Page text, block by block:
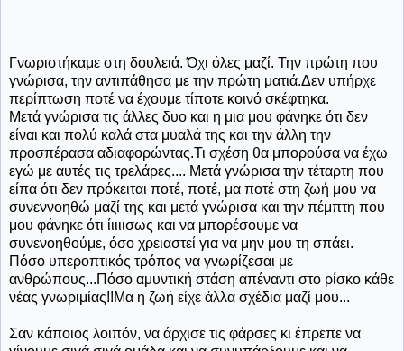
Γνωριστήκαμε στη δουλειά. Όχι όλες μαζί. Την πρώτη που
γνώρισα, την αντιπάθησα με την πρώτη ματιά.Δεν υπήρχε
περίπτωση ποτέ να έχουμε τίποτε κοινό σκέφτηκα.
Μετά γνώρισα τις άλλες δυο και η μια μου φάνηκε ότι δεν
είναι και πολύ καλά στα μυαλά της και την άλλη την
προσπέρασα αδιαφορώντας.Τι σχέση θα μπορούσα να έχω
εγώ με αυτές τις τρελάρες.... Μετά γνώρισα την τέταρτη που
είπα ότι δεν πρόκειται ποτέ, ποτέ, μα ποτέ στη ζωή μου να
συνεννοηθώ μαζί της και μετά γνώρισα και την πέμπτη που
μου φάνηκε ότι ίιιιισως και να μπορέσουμε να
συνενοηθούμε, όσο χρειαστεί για να μην μου τη σπάει.
Πόσο υπεροπτικός τρόπος να γνωρίζεσαι με
ανθρώπους...Πόσο αμυντική στάση απέναντι στο ρίσκο κάθε
νέας γνωριμίας!!Μα η ζωή είχε άλλα σχέδια μαζί μου...
Σαν κάποιος λοιπόν, να άρχισε τις φάρσες κι έπρεπε να